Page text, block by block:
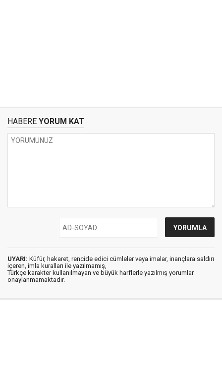
HABERE YORUM KAT
UYARI: Küfür, hakaret, rencide edici cümleler veya imalar, inançlara saldırı
içeren, imla kuralları ile yazılmamış,
Türkçe karakter kullanılmayan ve büyük harflerle yazılmış yorumlar
onaylanmamaktadır.